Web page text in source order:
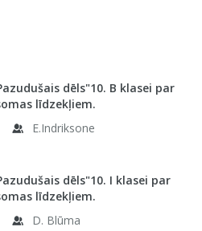
dēls"10. B klasei par
līdzekļiem.
E.Indriksone
dēls"10. I klasei par
līdzekļiem.
D. Blūma